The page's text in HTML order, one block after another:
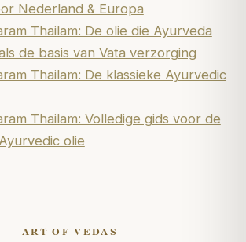
Nederland & Europa
Thailam: De olie die Ayurveda
de basis van Vata verzorging
Thailam: De klassieke Ayurvedic
Thailam: Volledige gids voor de
olie
ART OF VEDAS